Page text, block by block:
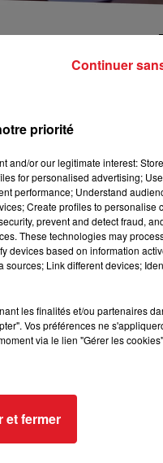
permettre
contre le
vacciner contre
pour
vaccinés. Une
en mairie le plus
largement de
priorité
and/or our legitimate interest:
for personalised advertising;
performance; Understand
Create profiles to personalise
prevent and detect fraud,
These technologies may
devices based on information
Link different devices;
les finalités et/ou partenaires
Vos préférences ne
via le lien "Gérer les
et fermer
Continuer